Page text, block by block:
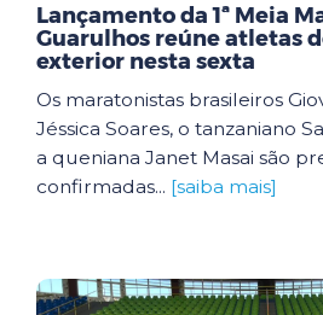
Lançamento da 1ª Meia
Guarulhos reúne atletas
exterior nesta sexta
Os maratonistas brasileiros
Jéssica Soares, o tanzaniano
a queniana Janet Masai são
confirmadas... [saiba mais]